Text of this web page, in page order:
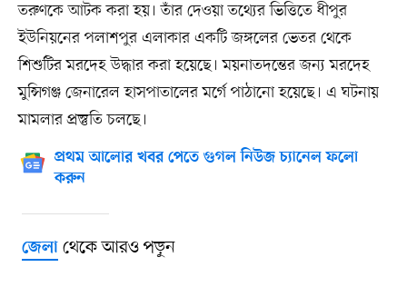
তরুণকে আটক করা হয়। তাঁর দেওয়া তথ্যের ভিত্তিতে ধীপুর
ইউনিয়নের পলাশপুর এলাকার একটি জঙ্গলের ভেতর থেকে
শিশুটির মরদেহ উদ্ধার করা হয়েছে। ময়নাতদন্তের জন্য মরদেহ
মুন্সিগঞ্জ জেনারেল হাসপাতালের মর্গে পাঠানো হয়েছে। এ ঘটনায়
মামলার প্রস্তুতি চলছে।
প্রথম আলোর খবর পেতে গুগল নিউজ চ্যানেল ফলো
করুন
জেলাথেকে আরও পড়ুন